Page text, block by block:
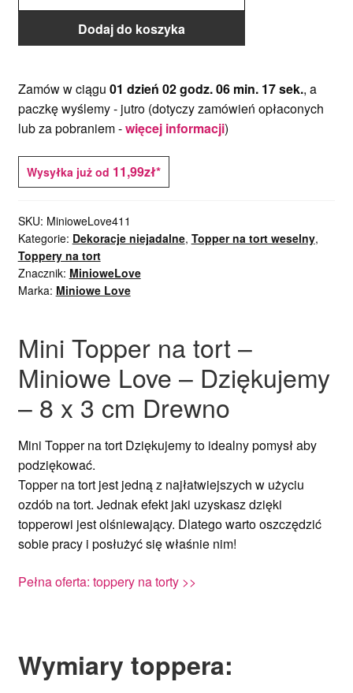
Dodaj do koszyka
Zamów w ciągu 01 dzień 02 godz. 06 min. 17 sek., a
paczkę wyślemy - jutro(dotyczy zamówień opłaconych
lub za pobraniem -więcej informacji)
Wysyłka już od 11,99zł*
SKU: MinioweLove411
Kategorie: Dekoracje niejadalne, Topper na tort weselny,
Toppery na tort
Znacznik: MinioweLove
Marka: Miniowe Love
Mini Topper na tort –
Miniowe Love – Dziękujemy
– 8 x 3 cm Drewno
Mini Topper na tort Dziękujemy to idealny pomysł aby
podziękować.
Topper na tort jest jedną z najłatwiejszych w użyciu
ozdób na tort. Jednak efekt jaki uzyskasz dzięki
topperowi jest olśniewający. Dlatego warto oszczędzić
sobie pracy i posłużyć się właśnie nim!
Pełna oferta: toppery na torty >>
Wymiary toppera: